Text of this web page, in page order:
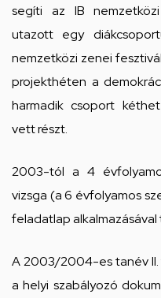
segíti az IB nemzetközi
utazott egy
nemzetközi zenei
projekthéten a
harmadik csoport
vett részt.
2003-tól a 4
vizsga (a 6 évfolyamos
feladatlap alkalmazásával
A 2003/2004-es tanév
a helyi szabályozó